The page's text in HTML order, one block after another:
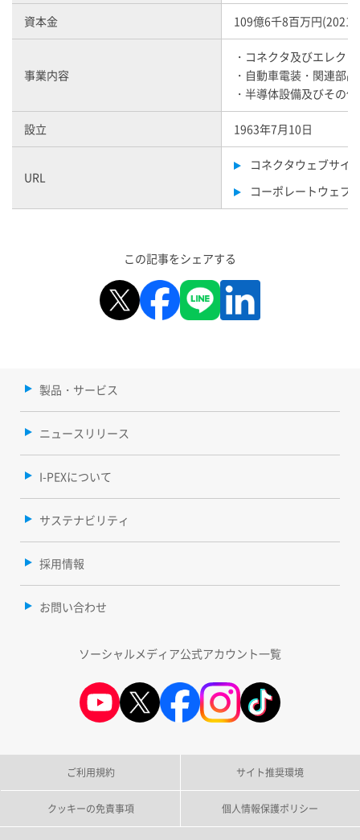
資本金 109億6千8百万円(2021
事業内容
・コネクタ及びエレク
・自動車電装・関連部
・半導体設備及びその
設立 1963年7月10日
URL
コネクタウェブサイ
コーポレートウェブ
この記事をシェアする
製品・サービス
ニュースリリース
I-PEXについて
サステナビリティ
採用情報
お問い合わせ
ソーシャルメディア公式アカウント一覧
ご利用規約 サイト推奨環境
クッキーの免責事項 個人情報保護ポリシー